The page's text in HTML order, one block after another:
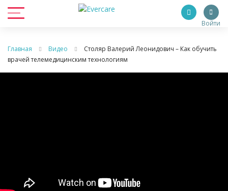
Войти
Главная Видео
Столяр Валерий Леонидович – Как обучить
врачей телемедицинским технологиям